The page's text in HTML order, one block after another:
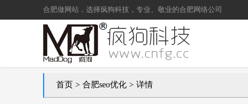
合肥做网站 ，选择疯狗科技，专业、敬业的合肥网络公司
首页 > 合肥seo优化 > 详情